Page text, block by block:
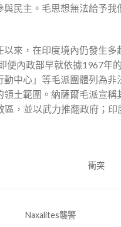
與民主。毛思想無法給予我
以來，在印度境內仍發生
便內政部早就依據1967年
動中心」等毛派團體列為
領土範圍。納薩爾毛派宣
區，並以武力推翻政府；
衝突
Naxalites襲警